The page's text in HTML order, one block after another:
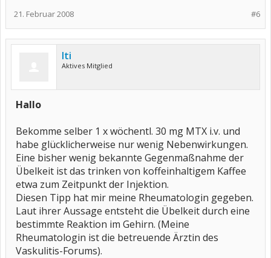
#6
21. Februar 2008
Iti
Aktives Mitglied
Hallo
Bekomme selber 1 x wöchentl. 30 mg MTX i.v. und
habe glücklicherweise nur wenig Nebenwirkungen.
Eine bisher wenig bekannte Gegenmaßnahme der
Übelkeit ist das trinken von koffeinhaltigem Kaffee
etwa zum Zeitpunkt der Injektion.
Diesen Tipp hat mir meine Rheumatologin gegeben.
Laut ihrer Aussage entsteht die Übelkeit durch eine
bestimmte Reaktion im Gehirn. (Meine
Rheumatologin ist die betreuende Ärztin des
Vaskulitis-Forums).